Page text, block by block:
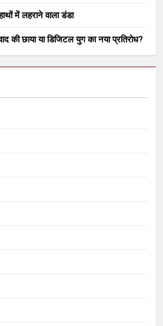
में लहराने वाला डंडा
की छाया या डिजिटल युग का नया प्रतिरोध?